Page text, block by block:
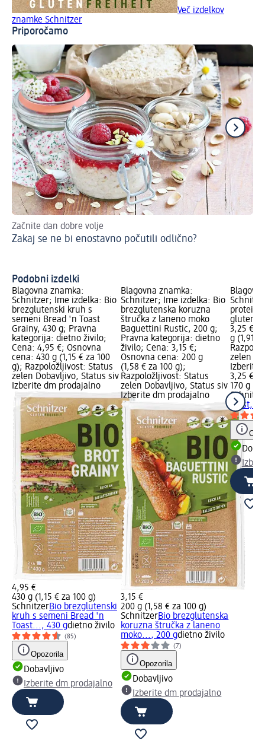
Več izdelkov
znamke Schnitzer
Priporočamo
Začnite dan dobre volje
Zakaj se ne bi enostavno počutili odlično?
Podobni izdelki
Blagovna znamka:
Schnitzer; Ime izdelka: Bio
brezglutenski kruh s
semeni Bread 'n Toast
Grainy, 430 g; Pravna
kategorija: dietno živilo;
Cena: 4,95 €; Osnovna
cena: 430 g (1,15 € za 100
g); Razpoložljivost: Status
zelen Dobavljivo, Status siv
Izberite dm prodajalno
4,95 €
430 g (1,15 € za 100 g)
SchnitzerBio brezglutenski
kruh s semeni Bread 'n
Toast..., 430 gdietno živilo
(85)
Opozorila
Dobavljivo
Izberite dm prodajalno
Blagovna znamka:
Schnitzer; Ime izdelka: Bio
brezglutenska koruzna
štručka z laneno moko
Baguettini Rustic, 200 g;
Pravna kategorija: dietno
živilo; Cena: 3,15 €;
Osnovna cena: 200 g
(1,58 € za 100 g);
Razpoložljivost: Status
zelen Dobavljivo, Status siv
Izberite dm prodajalno
3,15 €
200 g (1,58 € za 100 g)
SchnitzerBio brezglutenska
koruzna štručka z laneno
moko..., 200 gdietno živilo
(7)
Opozorila
Dobavljivo
Izberite dm prodajalno
glutena,
3,25 €;
g (1,91 €
zelen
Izberite
3,25 €
170 g
toast,